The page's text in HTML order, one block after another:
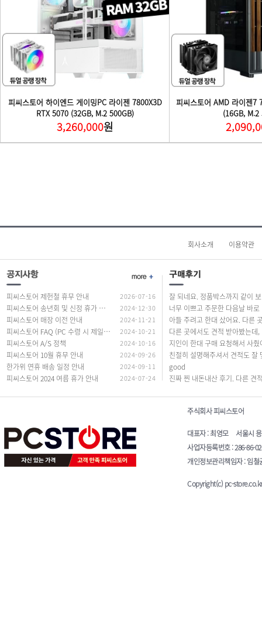
회사소개 이용약관
피씨스토어 제헌철 휴무 안내 2026-07-16
피씨스토어 송년회 및 신정 휴가 안내 2024-12-30
피씨스토어 매장 이전 안내 2024-11-21
피씨스토어 FAQ (PC 수령 시 제일 많이 하는 질문 답변) 2024-10-21
피씨스토어 A/S 정책 2024-10-16
피씨스토어 10월 휴무 안내 2024-09-26
한가위 연휴 배송 일정 안내 2024-09-11
피씨스토어 2024 여름 휴가 안내 2024-07-24
good
주식회사 피씨스토어
대표자 : 최영모 서울시 용
사업자등록번호 : 286-86-
개인정보관리책임자 : 임
Copyright(c) pc-